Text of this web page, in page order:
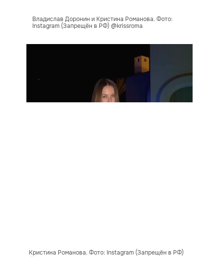
Владислав Доронин и Кристина Романова. Фото:
Instagram (Запрещён в РФ) @krissroma
Кристина Романова. Фото: Instagram (Запрещён в РФ)